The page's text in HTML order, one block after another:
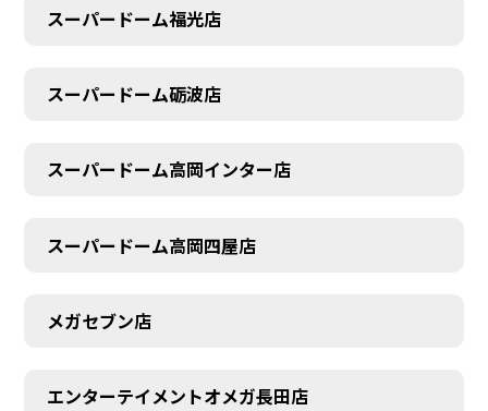
スーパードーム福光店
スーパードーム砺波店
スーパードーム高岡インター店
スーパードーム高岡四屋店
メガセブン店
エンターテイメントオメガ長田店